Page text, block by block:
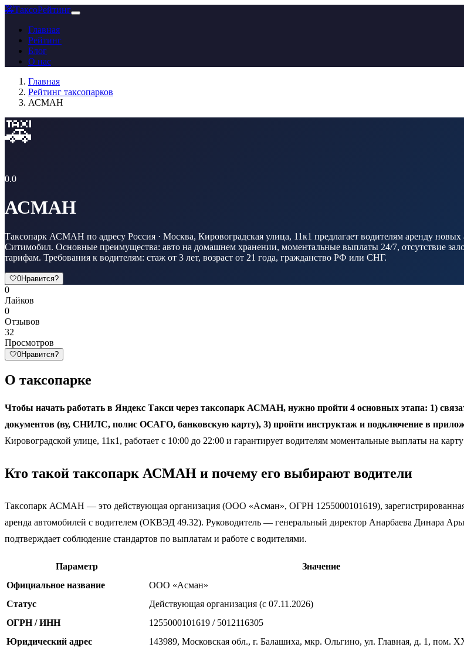
🚕ТаксоРейтинг
Главная
Рейтинг
Блог
О нас
Главная
Рейтинг таксопарков
АСМАН
🚕
0.0
АСМАН
Таксопарк АСМАН по адресу Россия · Москва, Кировоградская улица, 11к1 предлагает водителям аренду
Ситимобил. Основные преимущества: авто на домашнем хранении, моментальные выплаты 24/7, отсутствие
тарифам. Требования к водителям: стаж от 3 лет, возраст от 21 года, гражданство РФ или СНГ.
🤍0Нравится?
0
Лайков
0
Отзывов
32
Просмотров
🤍0Нравится?
О таксопарке
Чтобы начать работать в Яндекс Такси через таксопарк АСМАН, нужно пройти 4 основных этапа: 1)
документов (ву, СНИЛС, полис ОСАГО, банковскую карту), 3) пройти инструктаж и подключение в
Кировоградской улице, 11к1, работает с 10:00 до 22:00 и гарантирует водителям моментальные выплаты на
Кто такой таксопарк АСМАН и почему его выбирают водители
Таксопарк АСМАН — это действующая организация (ООО «Асман», ОГРН 1255000101619), зарегистрированная
аренда автомобилей с водителем (ОКВЭД 49.32). Руководитель — генеральный директор Анарбаева Динара
подтверждает соблюдение стандартов по выплатам и работе с водителями.
Параметр
Значение
Официальное название
ООО «Асман»
Статус
Действующая организация (с 07.11.2026)
ОГРН / ИНН
1255000101619 / 5012116305
Юридический адрес
143989, Московская обл., г. Балашиха, мкр. Ольгино, ул. Главная, д. 1, пом.